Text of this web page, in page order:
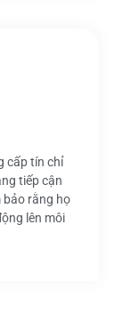
cấp tín chỉ
tiếp cận
rằng họ
lên môi